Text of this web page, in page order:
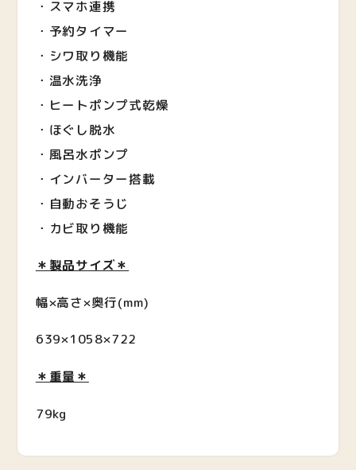
・スマホ連携
・予約タイマー
・シワ取り機能
・温水洗浄
・ヒートポンプ式乾燥
・ほぐし脱水
・風呂水ポンプ
・インバーター搭載
・自動おそうじ
・カビ取り機能
＊製品サイズ＊
幅×高さ×奥行(mm)
639×1058×722
＊重量＊
79kg